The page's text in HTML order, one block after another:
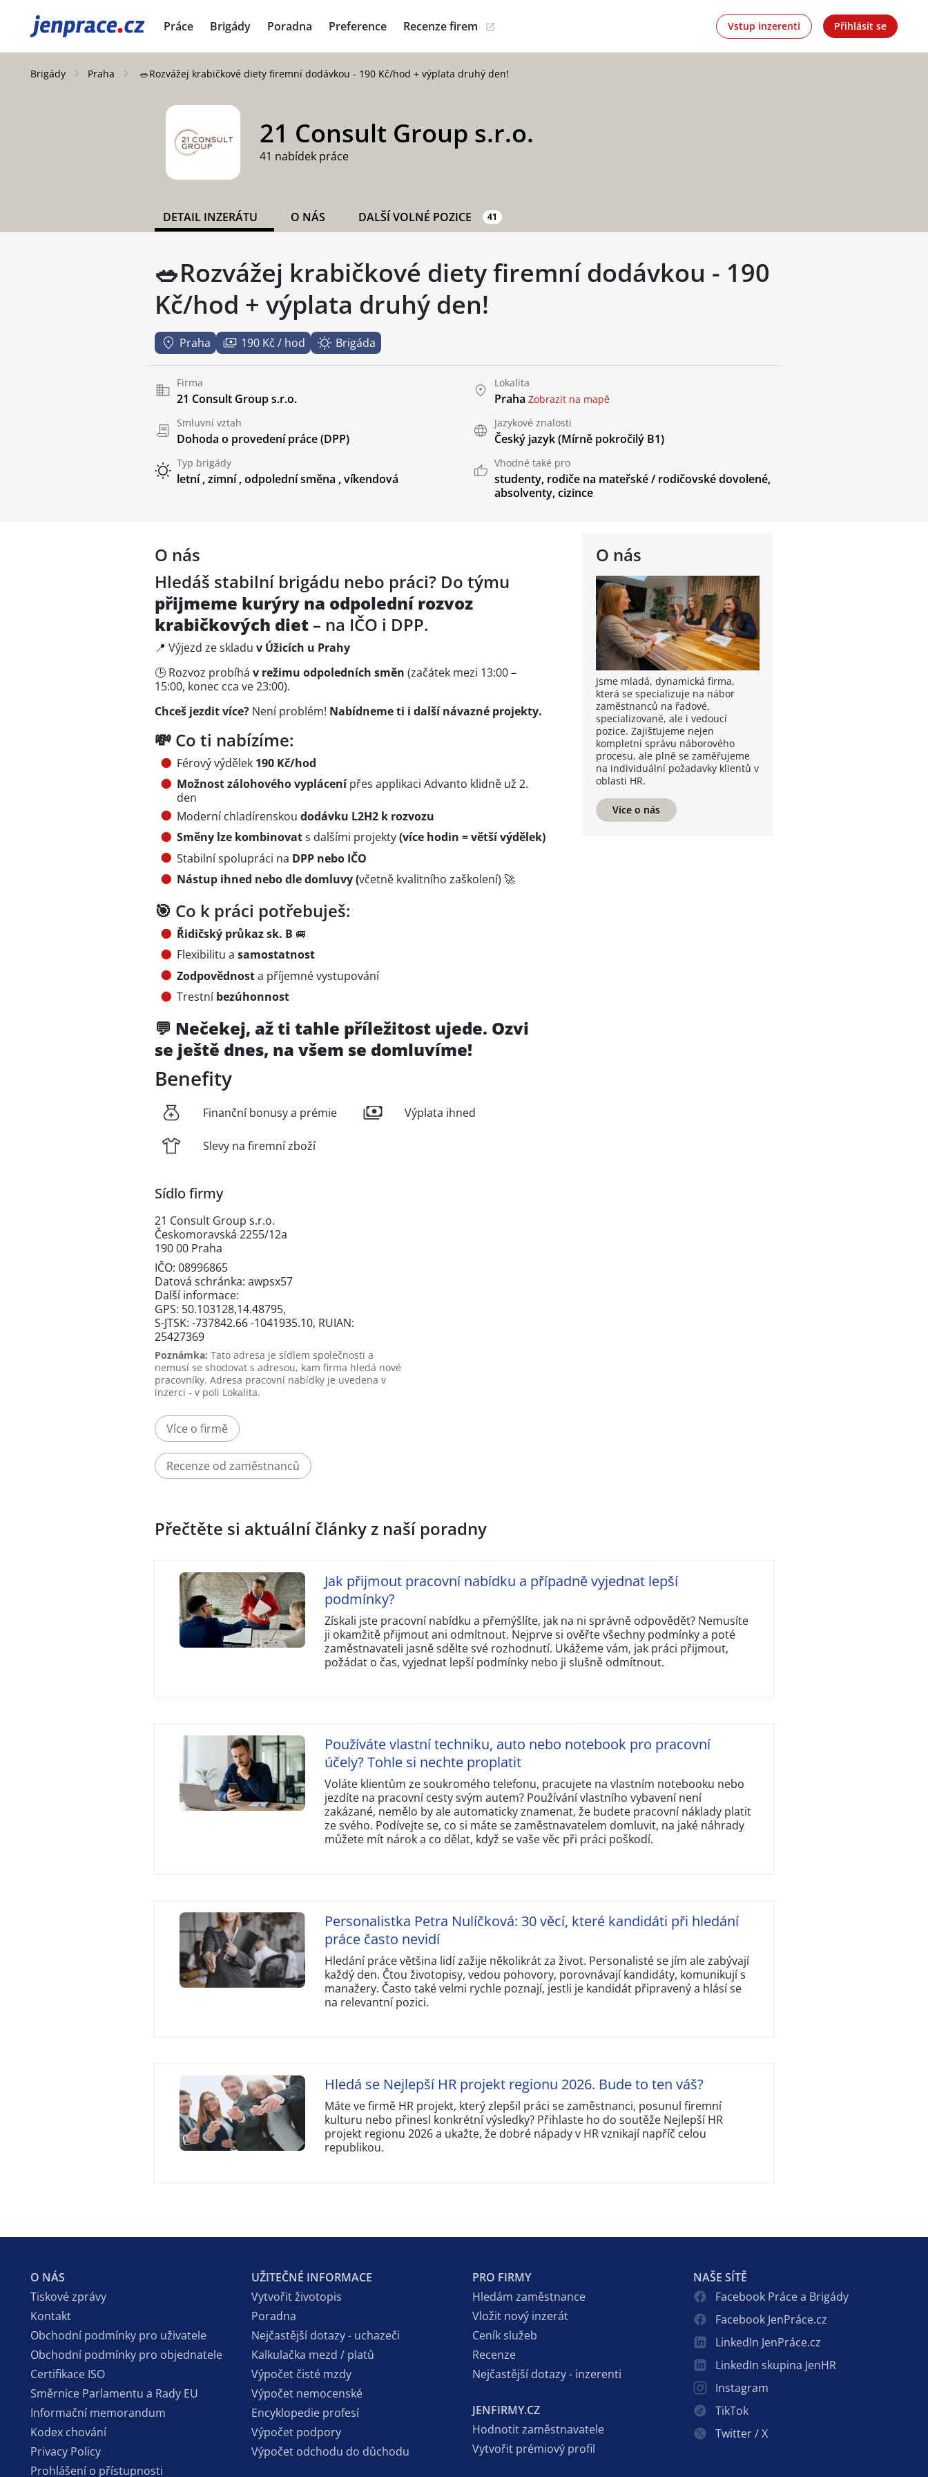
JenPráce.cz Práce Brigády Poradna Preference Recenze firem Vstup inzerenti Přihlásit se
Brigády Praha 🥗Rozvážej krabičkové diety firemní dodávkou - 190 Kč/hod + výplata druhý den!
21 Consult Group s.r.o.
41 nabídek práce
DETAIL INZERÁTU O NÁS DALŠÍ VOLNÉ POZICE 41
🥗Rozvážej krabičkové diety firemní dodávkou - 190
Kč/hod + výplata druhý den!
Praha 190 Kč / hod Brigáda
Firma
21 Consult Group s.r.o.
Lokalita
Praha Zobrazit na mapě
Smluvní vztah
Dohoda o provedení práce (DPP)
Jazykové znalosti
Český jazyk(Mírně pokročilý B1)
Typ brigády
letní ,zimní ,odpolední směna ,víkendová
Vhodné také pro
studenty, rodiče na mateřské / rodičovské dovolené,
absolventy,cizince
O nás
Jsme mladá, dynamická firma,
která se specializuje na nábor
zaměstnanců na řadové,
specializované, ale i vedoucí
pozice. Zajišťujeme nejen
kompletní správu náborového
procesu, ale plně se zaměřujeme
na individuální požadavky klientů v
oblasti HR.
Více o nás
O nás
Hledáš stabilní brigádu nebo práci? Do týmu
přijmeme kurýry na odpolední rozvoz
krabičkových diet – na IČO i DPP.
📍 Výjezd ze skladu v Úžicích u Prahy
🕒 Rozvoz probíhá v režimu odpoledních směn (začátek mezi 13:00 –
15:00, konec cca ve 23:00).
Chceš jezdit více? Není problém! Nabídneme ti i další návazné projekty.
💸 Co ti nabízíme:
Férový výdělek 190 Kč/hod
Možnost zálohového vyplácenípřes applikaci Advanto klidně už 2.
den
Moderní chladírenskou dodávku L2H2 k rozvozu
Směny lze kombinovats dalšími projekty(více hodin = větší výdělek)
Stabilní spolupráci na DPP nebo IČO
Nástup ihned nebo dle domluvy (včetně kvalitního zaškolení) 🚀
🎯 Co k práci potřebuješ:
Řidičský průkaz sk. B 🚐
Flexibilitu a samostatnost
Zodpovědnosta příjemné vystupování
Trestníbezúhonnost
💬 Nečekej, až ti tahle příležitost ujede. Ozvi
se ještě dnes, na všem se domluvíme!
Benefity
Finanční bonusy a prémie
Slevy na firemní zboží
Výplata ihned
Sídlo firmy
21 Consult Group s.r.o.
Českomoravská 2255/12a
190 00 Praha
IČO: 08996865
Datová schránka: awpsx57
Další informace:
GPS: 50.103128,14.48795,
S-JTSK: -737842.66 -1041935.10, RUIAN:
25427369
Poznámka: Tato adresa je sídlem společnosti a
nemusí se shodovat s adresou, kam firma hledá nové
pracovníky. Adresa pracovní nabídky je uvedena v
inzerci - v poli Lokalita.
Více o firmě
Recenze od zaměstnanců
Přečtěte si aktuální články z naší poradny
Jak přijmout pracovní nabídku a případně vyjednat lepší
podmínky?
Získali jste pracovní nabídku a přemýšlíte, jak na ni správně odpovědět? Nemusíte
ji okamžitě přijmout ani odmítnout. Nejprve si ověřte všechny podmínky a poté
zaměstnavateli jasně sdělte své rozhodnutí. Ukážeme vám, jak práci přijmout,
požádat o čas, vyjednat lepší podmínky nebo ji slušně odmítnout.
Používáte vlastní techniku, auto nebo notebook pro pracovní
účely? Tohle si nechte proplatit
Voláte klientům ze soukromého telefonu, pracujete na vlastním notebooku nebo
jezdíte na pracovní cesty svým autem? Používání vlastního vybavení není
zakázané, nemělo by ale automaticky znamenat, že budete pracovní náklady platit
ze svého. Podívejte se, co si máte se zaměstnavatelem domluvit, na jaké náhrady
můžete mít nárok a co dělat, když se vaše věc při práci poškodí.
Personalistka Petra Nulíčková: 30 věcí, které kandidáti při hledání
práce často nevidí
Hledání práce většina lidí zažije několikrát za život. Personalisté se jím ale zabývají
každý den. Čtou životopisy, vedou pohovory, porovnávají kandidáty, komunikují s
manažery. Často také velmi rychle poznají, jestli je kandidát připravený a hlásí se
na relevantní pozici.
Hledá se Nejlepší HR projekt regionu 2026. Bude to ten váš?
Máte ve firmě HR projekt, který zlepšil práci se zaměstnanci, posunul firemní
kulturu nebo přinesl konkrétní výsledky? Přihlaste ho do soutěže Nejlepší HR
projekt regionu 2026 a ukažte, že dobré nápady v HR vznikají napříč celou
republikou.
O NÁS
Tiskové zprávy
Kontakt
Obchodní podmínky pro uživatele
Obchodní podmínky pro objednatele
Certifikace ISO
Směrnice Parlamentu a Rady EU
Informační memorandum
Kodex chování
Privacy Policy
Prohlášení o přístupnosti
UŽITEČNÉ INFORMACE
Vytvořit životopis
Poradna
Nejčastější dotazy - uchazeči
Kalkulačka mezd / platů
Výpočet čisté mzdy
Výpočet nemocenské
Encyklopedie profesí
Výpočet podpory
Výpočet odchodu do důchodu
PRO FIRMY
Hledám zaměstnance
Vložit nový inzerát
Ceník služeb
Recenze
Nejčastější dotazy - inzerenti
JENFIRMY.CZ
Hodnotit zaměstnavatele
Vytvořit prémiový profil
NAŠE SÍTĚ
Facebook Práce a Brigády
Facebook JenPráce.cz
LinkedIn JenPráce.cz
LinkedIn skupina JenHR
Instagram
TikTok
Twitter / X